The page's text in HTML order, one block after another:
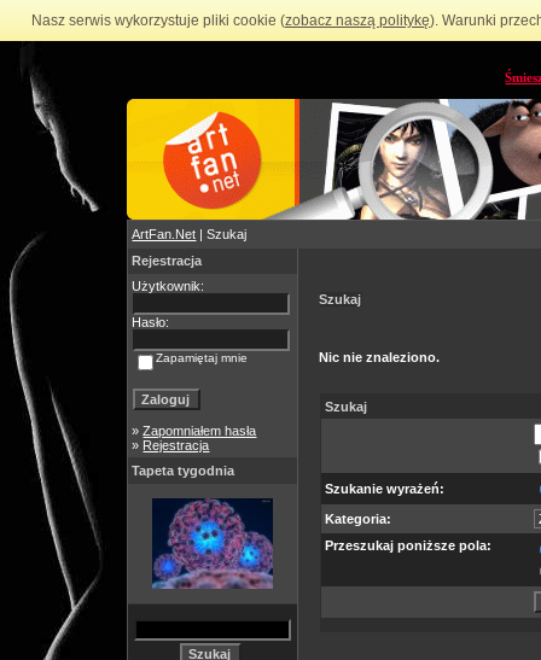
Nasz serwis wykorzystuje pliki cookie (zobacz naszą politykę). Warunki
ArtFan.Net | Szukaj
Rejestracja
Użytkownik:
Hasło:
Zapamiętaj mnie
»Zapomniałem hasła
» Rejestracja
Tapeta tygodnia
Szukaj
Nic nie znaleziono.
Szukaj
Szukanie wyrażeń:
Kategoria:
Przeszukaj poniższe pola: